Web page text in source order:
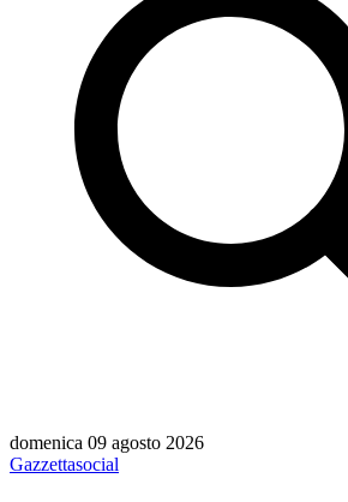
domenica 09 agosto 2026
Gazzettasocial